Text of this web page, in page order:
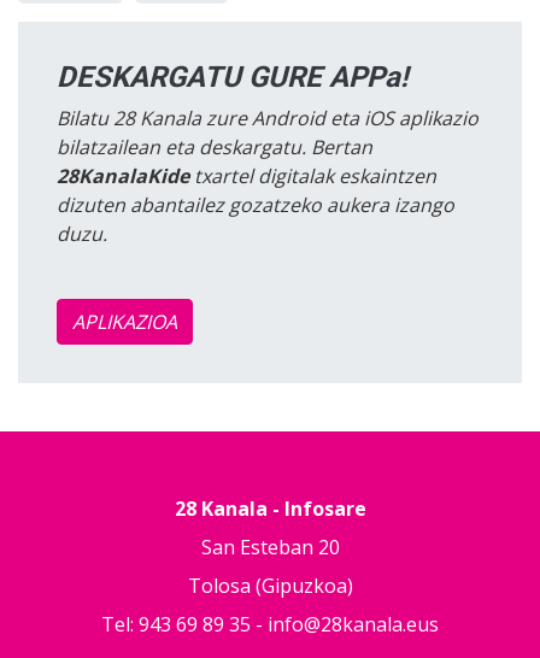
DESKARGATU GURE APPa!
Bilatu 28 Kanala zure Android eta iOS aplikazio
bilatzailean eta deskargatu. Bertan
28KanalaKidetxartel digitalak eskaintzen
dizuten abantailez gozatzeko aukera izango
duzu.
APLIKAZIOA
28 Kanala - Infosare
San Esteban 20
Tolosa (Gipuzkoa)
Tel: 943 69 89 35 - info@28kanala.eus